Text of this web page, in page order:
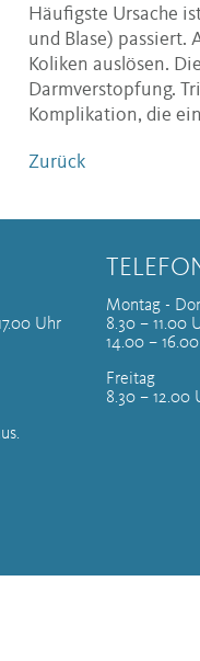
Häufigste Ursache
und Blase) passiert.
Koliken auslösen.
Darmverstopfung.
Komplikation, die
Zurück
Uhr
Montag -
8.30 – 11.00
14.00 –
Freitag
8.30 – 12.00